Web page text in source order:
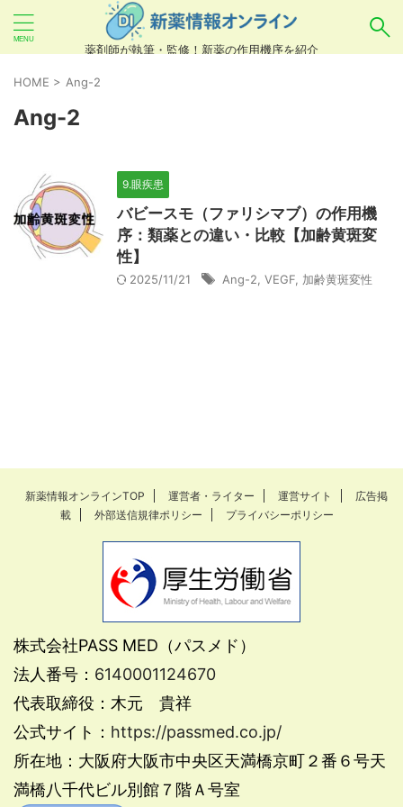
薬剤師が執筆・監修！新薬の作用機序を紹介
ていませんので、製品名・一般名・キーワードな
どを
カタカナ
でご入力ください。
良い例：テセントリク
悪い例：てせんとりく テセンタリク
HOME > Ang-2
Ang-2
9.眼疾患
バビースモ（ファリシマブ）の作用機
序：類薬との違い・比較【加齢黄斑変
性】
2025/11/21 Ang-2 VEGF 加齢黄斑変性
新薬情報オンラインTOP 運営者・ライター 運営サイト
広告掲
載
外部送信規律ポリシー プライバシーポリシー
株式会社PASS MED（パスメド）
法人番号： 6140001124670
代表取締役：木元 貴祥
公式サイト： https://passmed.co.jp/
所在地：大阪府大阪市中央区天満橋京町２番６号天
満橋八千代ビル別館７階Ａ号室